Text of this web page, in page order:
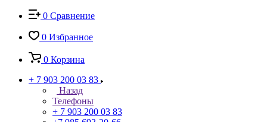
0 Сравнение
0 Избранное
0 Корзина
+ 7 903 200 03 83
Назад
Телефоны
+ 7 903 200 03 83